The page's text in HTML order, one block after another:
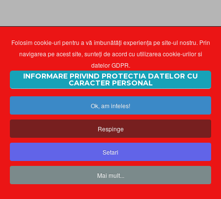
Folosim cookie-uri pentru a vă îmbunătăți experiența pe site-ul nostru. Prin
navigarea pe acest site, sunteți de acord cu utilizarea cookie-urilor si
datelor GDPR.
INFORMARE PRIVIND PROTECTIA DATELOR CU
CARACTER PERSONAL
Ok, am inteles!
Respinge
Setari
Mai mult...